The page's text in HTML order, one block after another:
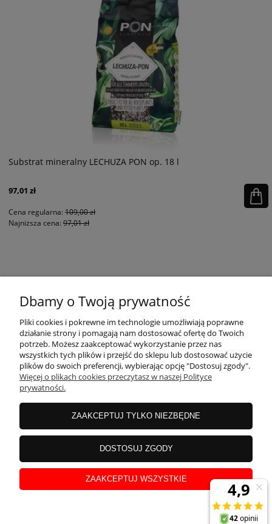
Substrat mineralny LECHUZA PON op. 18 l
97,01 zł
Cena regularna: 109,00 zł
Najniższa cena: 97,01 zł
MOJE KONTO
PŁATNOŚCI I DOSTAWA
INFORMACJE
INSTRUKCJE
O NAS
Dbamy o Twoją prywatność
Pliki cookies i pokrewne im technologie umożliwiają poprawne
działanie strony i pomagają nam dostosować ofertę do Twoich
potrzeb. Możesz zaakceptować wykorzystanie przez nas
wszystkich tych plików i przejść do sklepu lub dostosować użycie
plików do swoich preferencji, wybierając opcję "Dostosuj zgody".
Więcej o plikach cookies przeczytasz w naszej Polityce
prywatności.
ZAAKCEPTUJ TYLKO NIEZBĘDNE
DOSTOSUJ ZGODY
ZAAKCEPTUJ WSZYSTKIE